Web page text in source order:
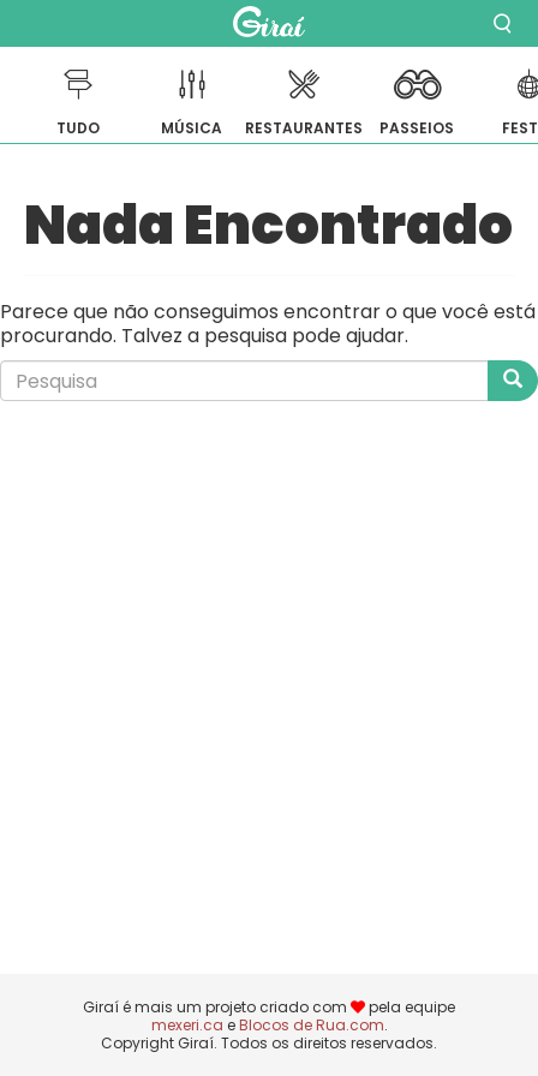
para
o
conteúdo
TUDO MÚSICA RESTAURANTES PASSEIOS
Nada Encontrado
Parece que não conseguimos encontrar o que você está
procurando. Talvez a pesquisa pode ajudar.
Giraí é mais um projeto criado com
pela equipe
mexeri.ca eBlocos de Rua.com.
Copyright Giraí. Todos os direitos reservados.